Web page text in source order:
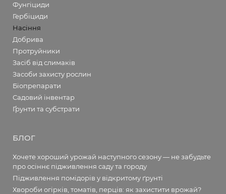
Фунгіциди
Гербіциди
Насіння
Добрива
Протруйники
Засіб від слимаків
Засоби захисту рослин
Біопрепарати
Садовий інвентар
Ґрунти та субстрати
БЛОГ
Хочете хороший урожай наступного сезону — не забудьте
про осіннє підживлення саду та городу
Підживлення помідорів у відкритому ґрунті
Хвороби огірків, томатів, перців: як захистити врожай?